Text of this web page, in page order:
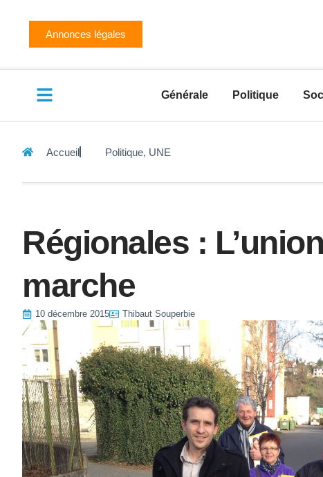
Annonces légales
Générale Politique
Accueil Politique, UNE
Régionales :
marche
10 décembre 2015 Thibaut Souperbie